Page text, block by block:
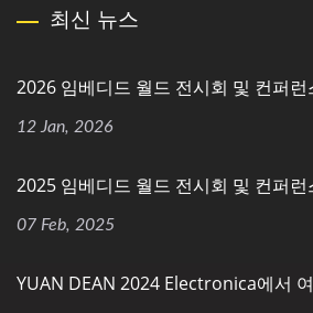
최신 뉴스
2026 임베디드 월드 전시회 및 컨퍼런
12 Jan, 2026
2025 임베디드 월드 전시회 및 컨퍼런
07 Feb, 2025
YUAN DEAN 2024 Electronica에서